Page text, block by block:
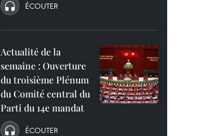
ÉCOUTER
Actualité de la
semaine : Ouverture
du troisième Plénum
du Comité central du
Parti du 14e mandat
ÉCOUTER